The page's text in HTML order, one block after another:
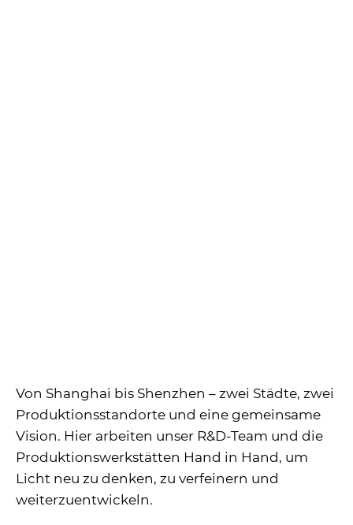
Von Shanghai bis Shenzhen – zwei Städte, zwei
Produktionsstandorte und eine gemeinsame
Vision. Hier arbeiten unser R&D-Team und die
Produktionswerkstätten Hand in Hand, um
Licht neu zu denken, zu verfeinern und
weiterzuentwickeln.